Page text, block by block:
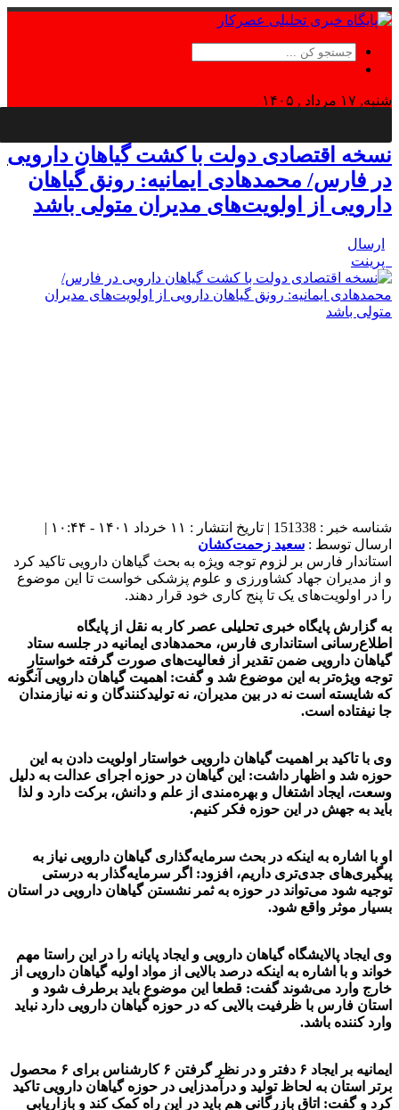
شنبه, ۱۷ مرداد , ۱۴۰۵
نسخه اقتصادی دولت با کشت گیاهان دارویی
در فارس/ محمدهادی ایمانیه: رونق گیاهان
دارویی از اولویت‌های مدیران متولی باشد
ارسال
پرینت
شناسه خبر : 151338 | تاریخ انتشار : ۱۱ خرداد ۱۴۰۱ - ۱۰:۴۴ |
ارسال توسط : سعید زحمت‌کشان
استاندار فارس بر لزوم توجه ویژه به بحث گیاهان دارویی تاکید کرد
و از مدیران جهاد کشاورزی و علوم پزشکی خواست تا این موضوع
را در اولویت‌های یک تا پنج کاری خود قرار دهند.
به گزارش پایگاه خبری تحلیلی عصر کار به نقل از پایگاه
اطلاع‌رسانی استانداری فارس، محمدهادی ایمانیه در جلسه ستاد
گیاهان دارویی ضمن تقدیر از فعالیت‌های صورت گرفته خواستار
توجه ویژه‌تر به این موضوع شد و گفت: اهمیت گیاهان دارویی آنگونه
که شایسته است نه در بین مدیران، نه تولیدکنندگان و نه نیازمندان
جا نیفتاده است.
وی با تاکید بر اهمیت گیاهان دارویی خواستار اولویت دادن به این
حوزه شد و اظهار داشت: این گیاهان در حوزه اجرای عدالت به دلیل
وسعت، ایجاد اشتغال و بهره‌مندی از علم و دانش، برکت دارد و لذا
باید به جهش در این حوزه فکر کنیم.
او با اشاره به اینکه در بحث سرمایه‌گذاری گیاهان دارویی نیاز به
پیگیری‌های جدی‌تری داریم، افزود: اگر سرمایه‌گذار به درستی
توجیه شود می‌تواند در حوزه به ثمر نشستن گیاهان دارویی در استان
بسیار موثر واقع شود.
وی ایجاد پالایشگاه گیاهان دارویی و ایجاد پایانه را در این راستا مهم
خواند و با اشاره به اینکه درصد بالایی از مواد اولیه گیاهان دارویی از
خارج وارد می‌شوند گفت: قطعا این موضوع باید برطرف شود و
استان فارس با ظرفیت بالایی که در حوزه گیاهان دارویی دارد نباید
وارد کننده باشد.
ایمانیه بر ایجاد ۶ دفتر و در نظر گرفتن ۶ کارشناس برای ۶ محصول
برتر استان به لحاظ تولید و درآمدزایی در حوزه گیاهان دارویی تاکید
کرد و گفت: اتاق بازرگانی هم باید در این راه کمک کند و بازاریابی